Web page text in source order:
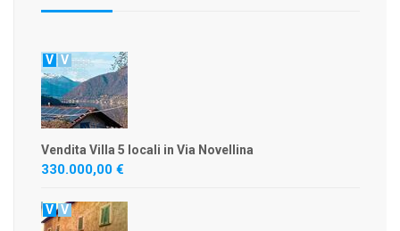
V V
Vendita Villa 5 locali in Via Novellina
330.000,00 €
V V